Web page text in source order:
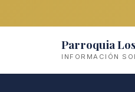
Parroquia
INFORMACIÓN